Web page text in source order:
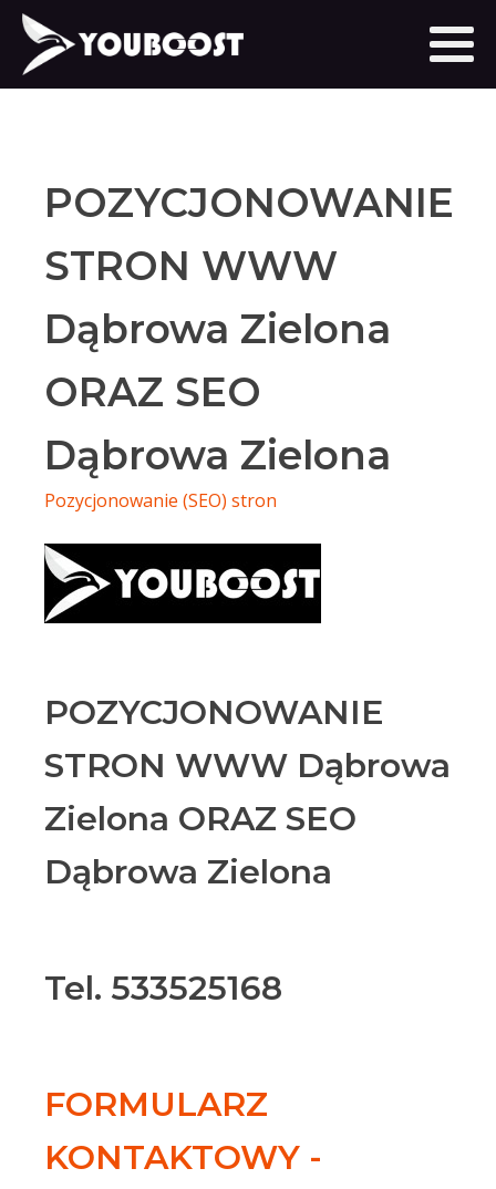
POZYCJONOWANIE
STRON WWW
Dąbrowa Zielona
ORAZ SEO
Dąbrowa Zielona
Pozycjonowanie (SEO) stron
POZYCJONOWANIE
STRON WWW Dąbrowa
Zielona ORAZ SEO
Dąbrowa Zielona
Tel. 533525168
FORMULARZ
KONTAKTOWY -